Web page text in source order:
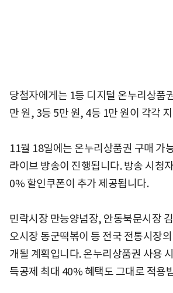
당첨자에게는 1등 디지털 온누리상품
만 원, 3등 5만 원, 4등 1만 원이 각각
11월 18일에는 온누리상품권 구매 가
라이브 방송이 진행됩니다. 방송 시청
0% 할인쿠폰이 추가 제공됩니다.
민락시장 만능양념장, 안동북문시장
오시장 동군떡볶이 등 전국 전통시장
개될 계획입니다. 온누리상품권 사용
득공제 최대 40% 혜택도 그대로 적용